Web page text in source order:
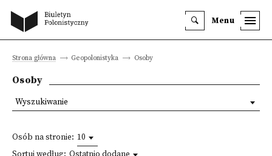
Menu
Strona główna Geopolonistyka Osoby
Osoby
Osób na stronie: 10
Wyszukiwanie